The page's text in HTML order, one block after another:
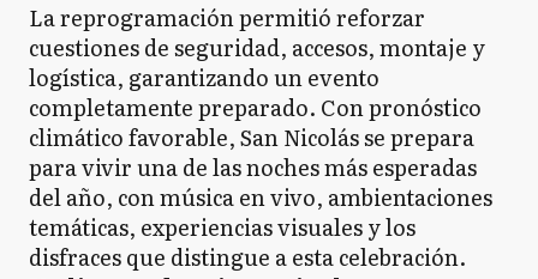
La reprogramación permitió reforzar
cuestiones de seguridad, accesos, montaje y
logística, garantizando un evento
completamente preparado. Con pronóstico
climático favorable, San Nicolás se prepara
para vivir una de las noches más esperadas
del año, con música en vivo, ambientaciones
temáticas, experiencias visuales y los
disfraces que distingue a esta celebración.